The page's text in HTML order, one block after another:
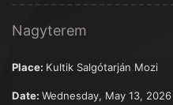
Nagyterem
Place: Kultik Salgótarján Mozi
Date: Wednesday, May 13,